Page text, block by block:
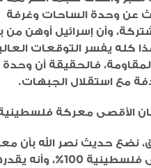
عن وحدة الساحات وغرفة
وأن إسرائيل أوهن من
كله يفسر التوقعات
فالحقيقة أن وحدة
مع استقلال الجبهات.
معركة فلسطينية
نضع حديث نصر الله بأن
طوفان الأقصى فلسطينية